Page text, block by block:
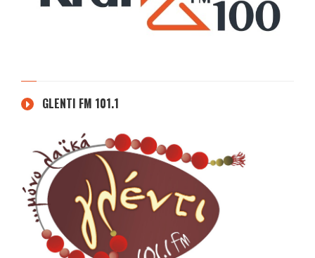
GLENTI FM 101.1